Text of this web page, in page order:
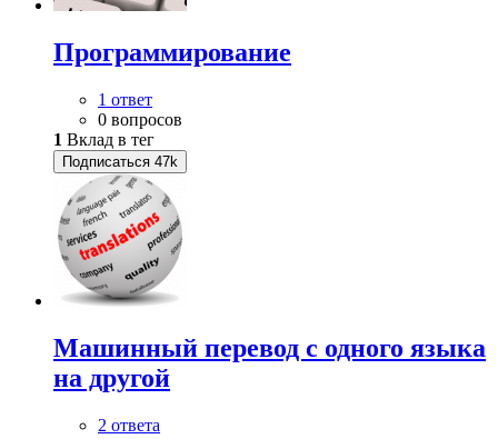
Программирование
1 ответ
0 вопросов
1 Вклад в тег
Подписаться 47k
Машинный перевод с одного языка
на другой
2 ответа